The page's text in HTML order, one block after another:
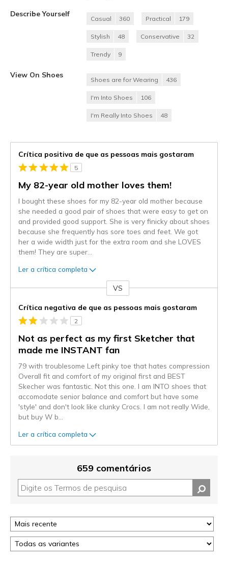
Describe Yourself
Casual 360 Practical 179
Stylish 48 Conservative 32
Trendy 9
View On Shoes
Shoes are for Wearing 436
I'm Into Shoes 106
I'm Really Into Shoes 48
Crítica positiva de que as pessoas mais gostaram
5
My 82-year old mother loves them!
I bought these shoes for my 82-year old mother because
she needed a good pair of shoes that were easy to get on
and provided good support. She is very finicky about shoes
because she frequently has sore toes and feet. We got
her a wide width just for the extra room and she LOVES
them! They are super
Ler a crítica completa
VS
Crítica negativa de que as pessoas mais gostaram
2
Not as perfect as my first Sketcher that
made me INSTANT fan
79 with troublesome Left pinky toe that hates compression
Overall fit and comfort of my original first and BEST
Skecher was fantastic. Not this one. I am INTO shoes that
accomodate senior balance and comfort but have some
'style' and don't look like clunky Crocs. I am not really Wide,
but buy W b
Ler a crítica completa
659 comentários